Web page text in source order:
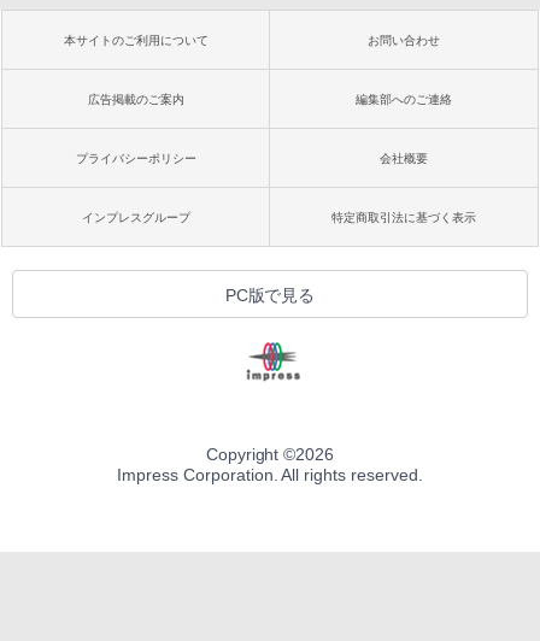
本サイトのご利用について お問い合わせ
広告掲載のご案内 編集部へのご連絡
プライバシーポリシー 会社概要
インプレスグループ 特定商取引法に基づく表示
PC版で見る
Copyright ©2026
Impress Corporation. All rights reserved.